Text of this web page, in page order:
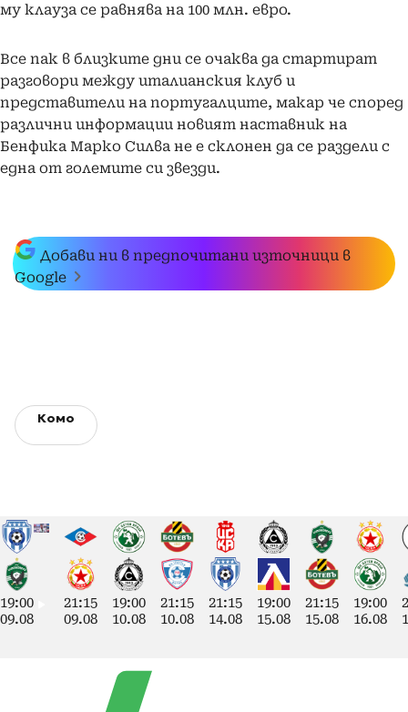
му клауза се равнява на 100 млн. евро.
Все пак в близките дни се очаква да стартират
разговори между италианския клуб и
представители на португалците, макар че според
различни информации новият наставник на
Бенфика Марко Силва не е склонен да се раздели с
една от големите си звезди.
Добави ни в предпочитани източници в
Google
Комо
19:00
09.08
21:15
09.08
19:00
10.08
21:15
10.08
21:15
14.08
19:00
15.08
21:15
15.08
19:00
16.08